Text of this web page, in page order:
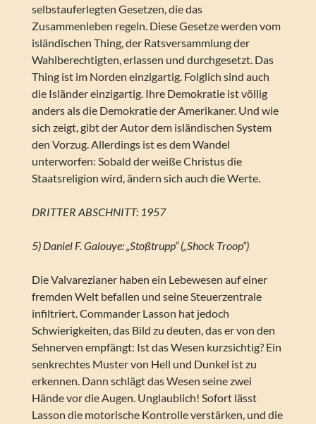
selbstauferlegten Gesetzen, die das
Zusammenleben regeln. Diese Gesetze werden vom
isländischen Thing, der Ratsversammlung der
Wahlberechtigten, erlassen und durchgesetzt. Das
Thing ist im Norden einzigartig. Folglich sind auch
die Isländer einzigartig. Ihre Demokratie ist völlig
anders als die Demokratie der Amerikaner. Und wie
sich zeigt, gibt der Autor dem isländischen System
den Vorzug. Allerdings ist es dem Wandel
unterworfen: Sobald der weiße Christus die
Staatsreligion wird, ändern sich auch die Werte.
DRITTER ABSCHNITT: 1957
5) Daniel F. Galouye: „Stoßtrupp“ („Shock Troop“)
Die Valvarezianer haben ein Lebewesen auf einer
fremden Welt befallen und seine Steuerzentrale
infiltriert. Commander Lasson hat jedoch
Schwierigkeiten, das Bild zu deuten, das er von den
Sehnerven empfängt: Ist das Wesen kurzsichtig? Ein
senkrechtes Muster von Hell und Dunkel ist zu
erkennen. Dann schlägt das Wesen seine zwei
Hände vor die Augen. Unglaublich! Sofort lässt
Lasson die motorische Kontrolle verstärken, und die